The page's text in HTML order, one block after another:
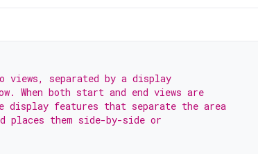
separated by a display
When both start and end views are
display features that separate the area
places them side-by-side or